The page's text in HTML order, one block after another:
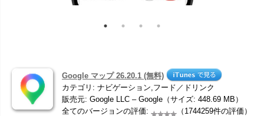
Google マップ 26.20.1 (無料)
カテゴリ: ナビゲーション,フード／ドリンク
販売元: Google LLC – Google（サイズ: 448.69 MB）
全てのバージョンの評価:
（1744259件の評価）